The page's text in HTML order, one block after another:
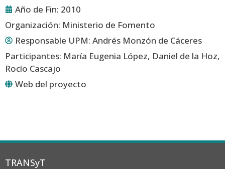
Año de Fin: 2010
Organización: Ministerio de Fomento
Responsable UPM: Andrés Monzón de Cáceres
Participantes: María Eugenia López, Daniel de la Hoz,
Rocío Cascajo
Web del proyecto
TRANSyT